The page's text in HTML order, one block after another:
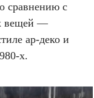
сравнению с
вещей —
ар-деко и
х.